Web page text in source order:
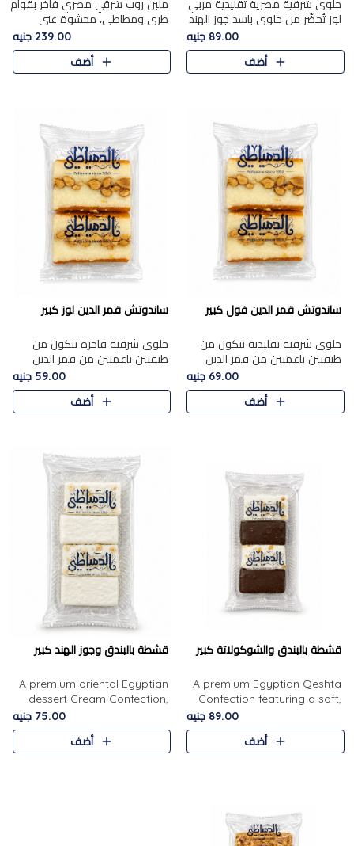
حلوى شرقية مصرية تقليدية مربي
لوز تُحضَّر من حلوى باسد جوز الهند
بقوام طري ومذاق غني، وتُزين
وتغطاه بقطع اللوز الفاخر التي
تضيف لمسة مميزة م..
89.00 جنيه
أضف
ملبن روب شرقي مصري فاخر بقوام
طري ومطاطي، محشوة غني
بسخاء بقطع عين الجمل واللوز
الفاخر التي تضيف قرمشة مميزة
ومرضية ونكهة ناتي غنية في كل
239.00 جنيه
أضف
ساندوتش قمر الدين فول كبير
حلوى شرقية تقليدية تتكون من
طبقتين ناعمتين من قمر الدين
الفاخر، تتوسطهما حشوة غنية من
الفول السوداني المحمص، لتجمع
بين حلاوة المشمش الطبيعية..
69.00 جنيه
أضف
ساندوتش قمر الدين لوز كبير
حلوى شرقية فاخرة تتكون من
طبقتين ناعمتين من قمر الدين
الفاخر، تتوسطهما حشوة غنية من
اللوز المحمص لتمنح مزيجًا متوازنًا
من النعومة والقرمشة. ..
59.00 جنيه
أضف
قشطة بالبندق والشوكولاتة كبير
A premium Egyptian Qeshta
Confection featuring a soft,
creamy texture paired with a
rich layer of premium
chocolate and the distinctive
89.00 جنيه
أضف
قشطة بالبندق وجوز الهند كبير
A premium oriental Egyptian
dessert Cream Confection,
featuring a soft, creamy
texture and the distinctive
flavor of roasted hazelnuts.
75.00 جنيه
أضف